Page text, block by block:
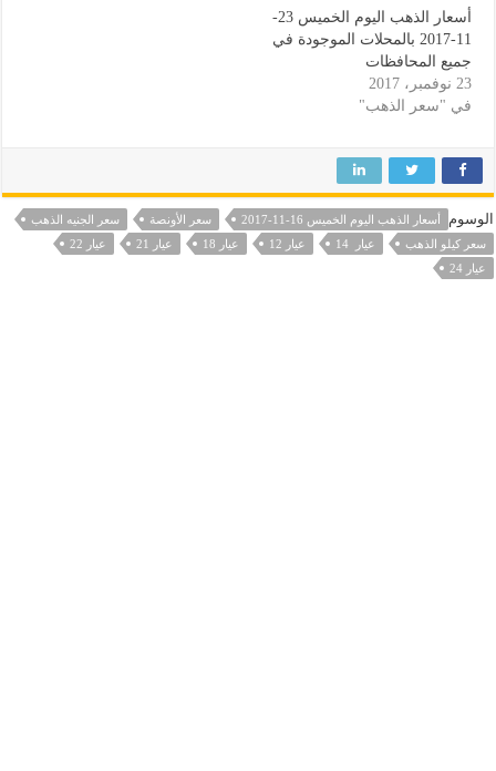
أسعار الذهب اليوم الخميس 23-
11-2017 بالمحلات الموجودة في
جميع المحافظات
23 نوفمبر، 2017
في "سعر الذهب"
الوسوم أسعار الذهب اليوم الخميس 16-11-2017 سعر الأونصة
سعر الجنيه الذهب
سعر كيلو الذهب
عيار 14 عيار 12 عيار 18 عيار 21
عيار 22
عيار 24